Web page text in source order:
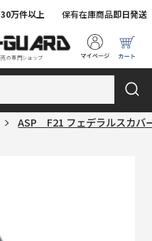
の専門ショップ
30万件以上 保有在庫商品即日発送
ASP F21 フェデラルスカバ